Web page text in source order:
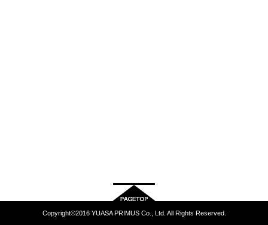
Copyright©2016 YUASA PRIMUS Co., Ltd. All Rights Reserved.